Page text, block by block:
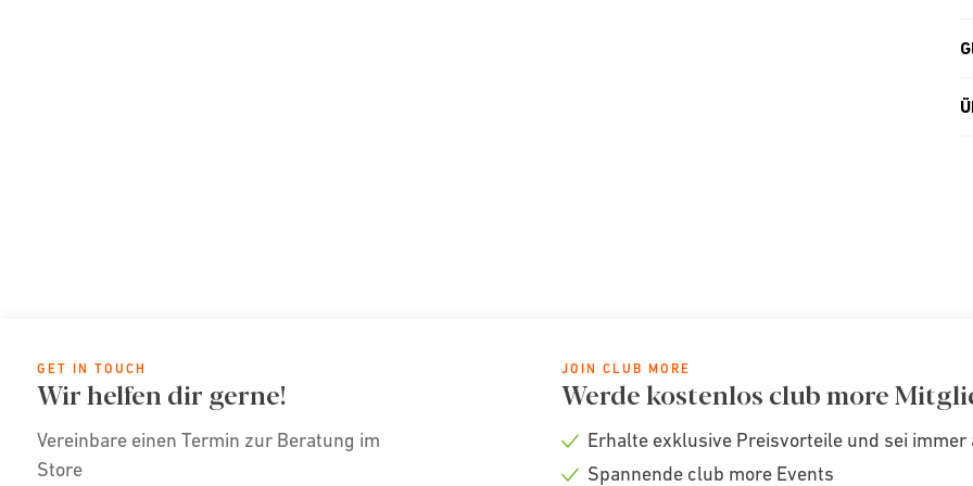
GET IN TOUCH
Wir helfen dir gerne!
Vereinbare einen Termin zur Beratung im
Store
JOIN CLUB MORE
Werde kostenlos club more
Check
Erhalte exklusive Preisvorteile und sei
Spannende club more Events